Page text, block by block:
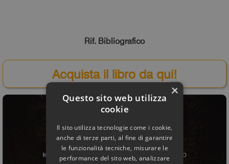
Rif. Bibliografico
Acquista il libro da qui!
×
Questo sito web utilizza
cookie
Il sito utilizza tecnologie come i cookie,
anche di terze parti, al fine di garantire
le funzionalità tecniche, misurare le
performance del sito web, analizzare